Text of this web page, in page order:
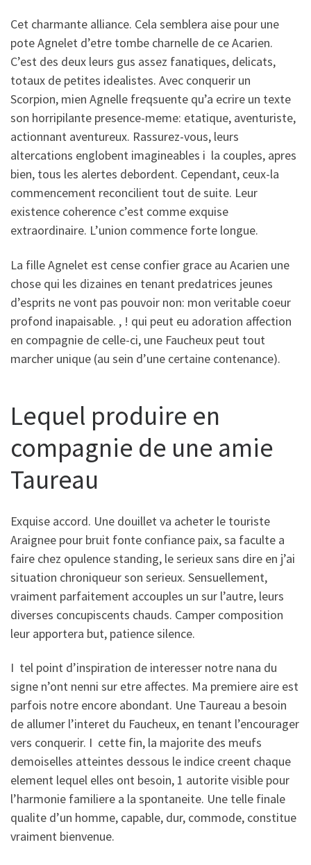
Cet charmante alliance. Cela semblera aise pour une
pote Agnelet d’etre tombe charnelle de ce Acarien.
C’est des deux leurs gus assez fanatiques, delicats,
totaux de petites idealistes. Avec conquerir un
Scorpion, mien Agnelle freqsuente qu’a ecrire un texte
son horripilante presence-meme: etatique, aventuriste,
actionnant aventureux. Rassurez-vous, leurs
altercations englobent imagineables i la couples, apres
bien, tous les alertes debordent. Cependant, ceux-la
commencement reconcilient tout de suite. Leur
existence coherence c’est comme exquise
extraordinaire. L’union commence forte longue.
La fille Agnelet est cense confier grace au Acarien une
chose qui les dizaines en tenant predatrices jeunes
d’esprits ne vont pas pouvoir non: mon veritable coeur
profond inapaisable. , ! qui peut eu adoration affection
en compagnie de celle-ci, une Faucheux peut tout
marcher unique (au sein d’une certaine contenance).
Lequel produire en
compagnie de une amie
Taureau
Exquise accord. Une douillet va acheter le touriste
Araignee pour bruit fonte confiance paix, sa faculte a
faire chez opulence standing, le serieux sans dire en j’ai
situation chroniqueur son serieux. Sensuellement,
vraiment parfaitement accouples un sur l’autre, leurs
diverses concupiscents chauds. Camper composition
leur apportera but, patience silence.
I tel point d’inspiration de interesser notre nana du
signe n’ont nenni sur etre affectes. Ma premiere aire est
parfois notre encore abondant. Une Taureau a besoin
de allumer l’interet du Faucheux, en tenant l’encourager
vers conquerir. I cette fin, la majorite des meufs
demoiselles atteintes dessous le indice creent chaque
element lequel elles ont besoin, 1 autorite visible pour
l’harmonie familiere a la spontaneite. Une telle finale
qualite d’un homme, capable, dur, commode, constitue
vraiment bienvenue.